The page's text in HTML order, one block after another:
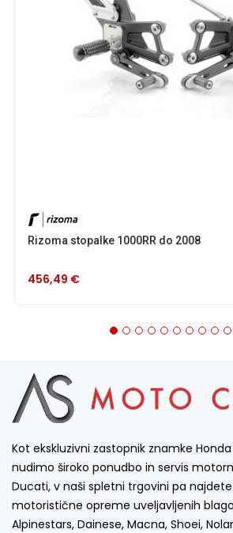
Rizoma stopalke 1000RR do 2008
456,49 €
Kot ekskluzivni zastopnik znamke
nudimo široko ponudbo in servis
Ducati, v naši spletni trgovini pa
motoristične opreme uveljavljenih
Alpinestars, Dainese, Macna, Shoei,